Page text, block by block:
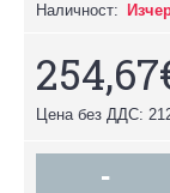
Наличност:
Цена без ДДС:
-